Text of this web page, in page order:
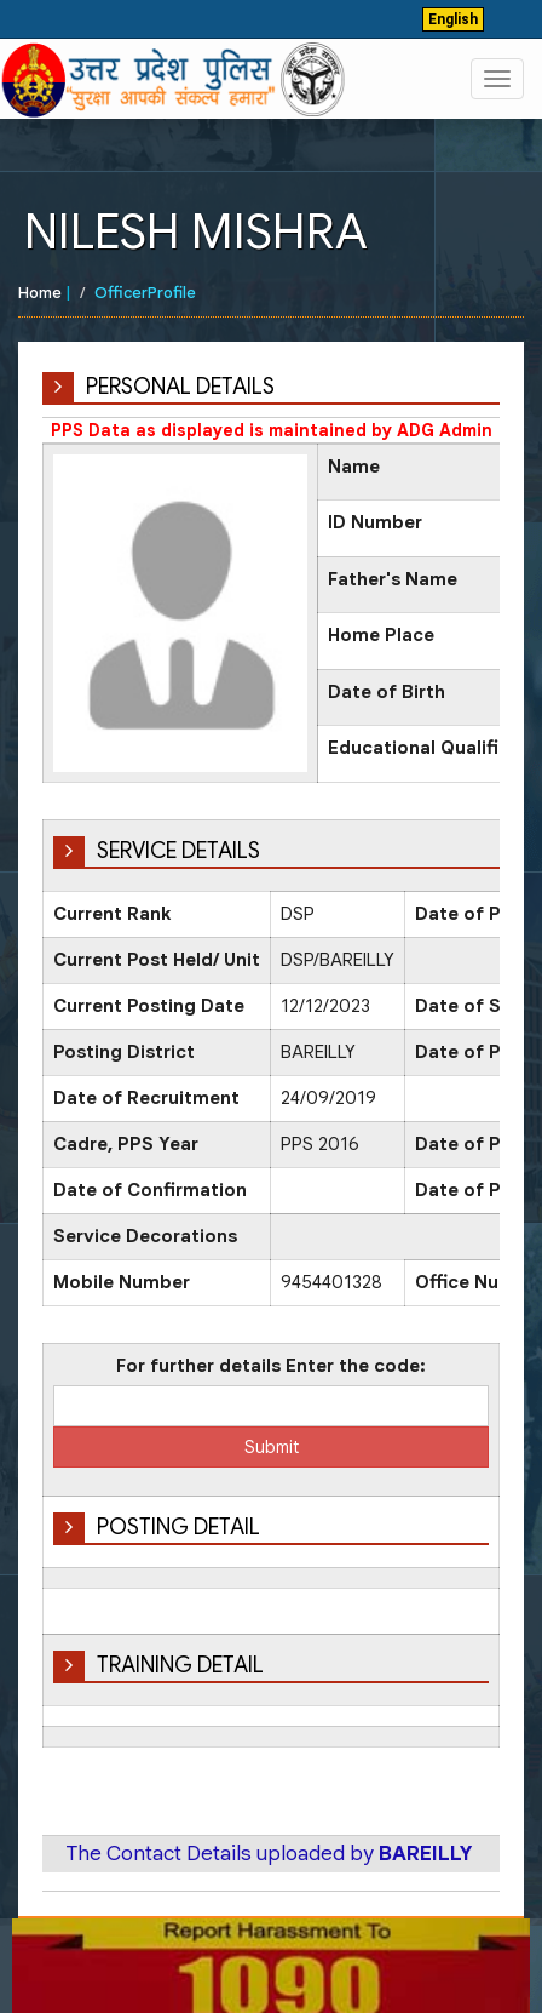
English
NILESH MISHRA
Home | OfficerProfile
PERSONAL DETAILS
PPS Data as displayed is maintained by ADG Admin
Name
ID Number
Father's Name
Home Place
Date of Birth
Educational
SERVICE DETAILS
Current Rank DSP Date of
Current Post Held/ Unit DSP/BAREILLY
Current Posting Date 12/12/2023 Date of Sr.
Posting District BAREILLY Date of
Date of Recruitment 24/09/2019
Cadre, PPS Year PPS 2016 Date of
Date of Confirmation Date of
Service Decorations
Mobile Number 9454401328 Office
For further details Enter the code:
POSTING DETAIL
TRAINING DETAIL
The Contact Details uploaded by BAREILLY